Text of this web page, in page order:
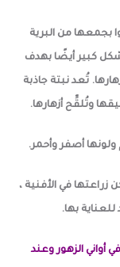
بجمعها من البرية
كبير أيضًا بهدف
تُعد نبتة جاذبة
وتُلقِّح أزهارها.
في الأفنية ،
بها.
أواني الزهور وعند